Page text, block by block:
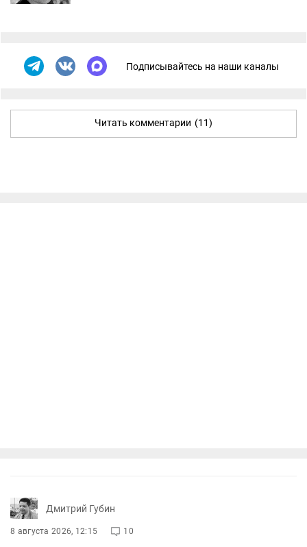
Подписывайтесь на наши каналы
Читать комментарии (11)
Дмитрий Губин
8 августа 2026, 12:15 10